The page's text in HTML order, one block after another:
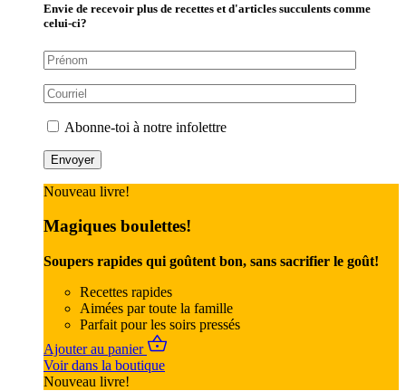
Envie de recevoir plus de recettes et d'articles succulents comme
celui-ci?
Abonne-toi à notre infolettre
Nouveau livre!
Magiques boulettes!
Soupers rapides qui goûtent bon, sans sacrifier le goût!
Recettes rapides
Aimées par toute la famille
Parfait pour les soirs pressés
Ajouter au panier
Voir dans la boutique
Nouveau livre!